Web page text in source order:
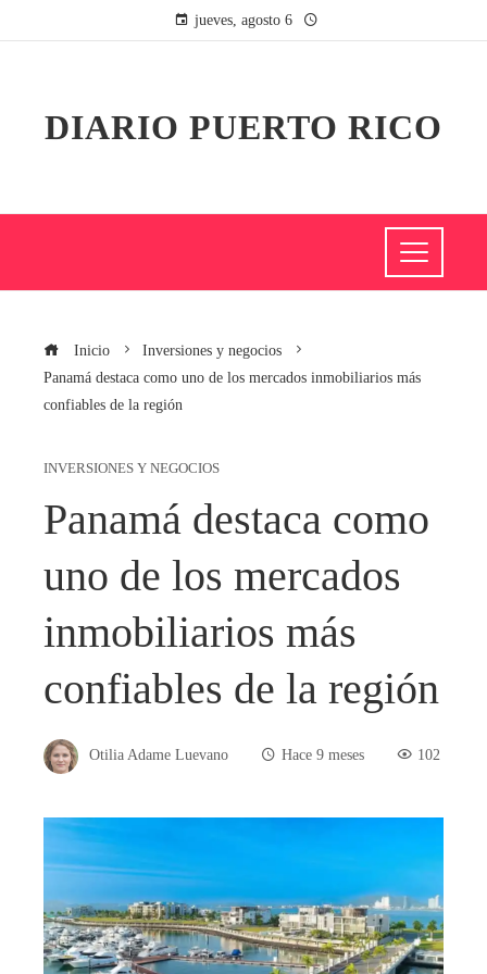
jueves, agosto 6
DIARIO PUERTO RICO
Inicio
Inversiones y negocios
Panamá destaca como uno de los mercados inmobiliarios más
confiables de la región
INVERSIONES Y NEGOCIOS
Panamá destaca como
uno de los mercados
inmobiliarios más
confiables de la región
Otilia Adame Luevano Hace 9 meses 102